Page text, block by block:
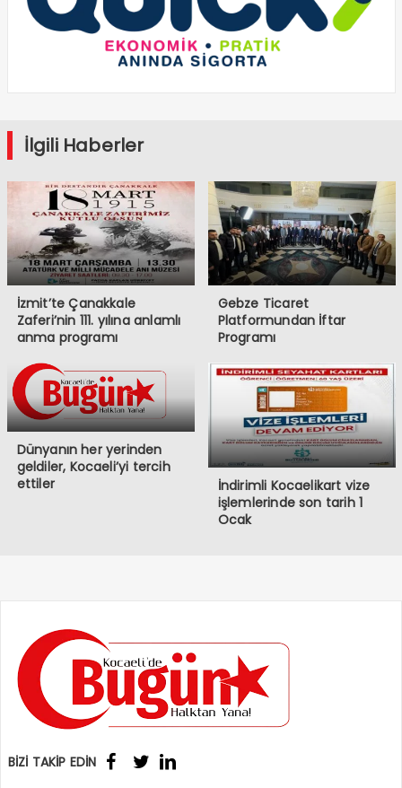
İlgili Haberler
İzmit’te Çanakkale
Zaferi’nin 111. yılına anlamlı
anma programı
Gebze Ticaret
Platformundan İftar
Programı
Dünyanın her yerinden
geldiler, Kocaeli’yi tercih
ettiler
İndirimli Kocaelikart vize
işlemlerinde son tarih 1
Ocak
BİZİ TAKİP EDİN